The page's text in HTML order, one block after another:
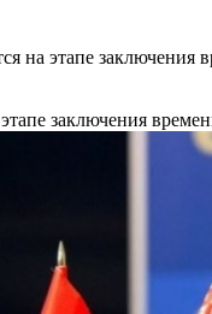
на этапе заключения
заключения